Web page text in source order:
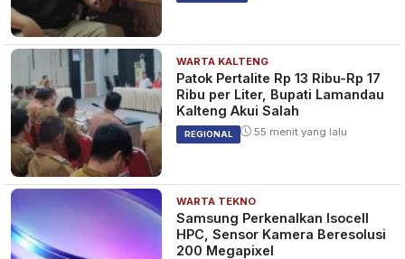
WARTA KALTENG
Patok Pertalite Rp 13 Ribu-Rp 17
Ribu per Liter, Bupati Lamandau
Kalteng Akui Salah
REGIONAL 55 menit yang lalu
WARTA TEKNO
Samsung Perkenalkan Isocell
HPC, Sensor Kamera Beresolusi
200 Megapixel